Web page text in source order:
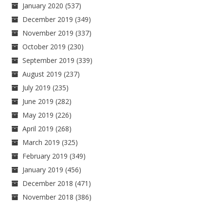
January 2020 (537)
December 2019 (349)
November 2019 (337)
October 2019 (230)
September 2019 (339)
August 2019 (237)
July 2019 (235)
June 2019 (282)
May 2019 (226)
April 2019 (268)
March 2019 (325)
February 2019 (349)
January 2019 (456)
December 2018 (471)
November 2018 (386)